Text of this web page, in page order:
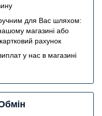
для Вас шляхом:
магазині або
рахунок
у нас в магазині